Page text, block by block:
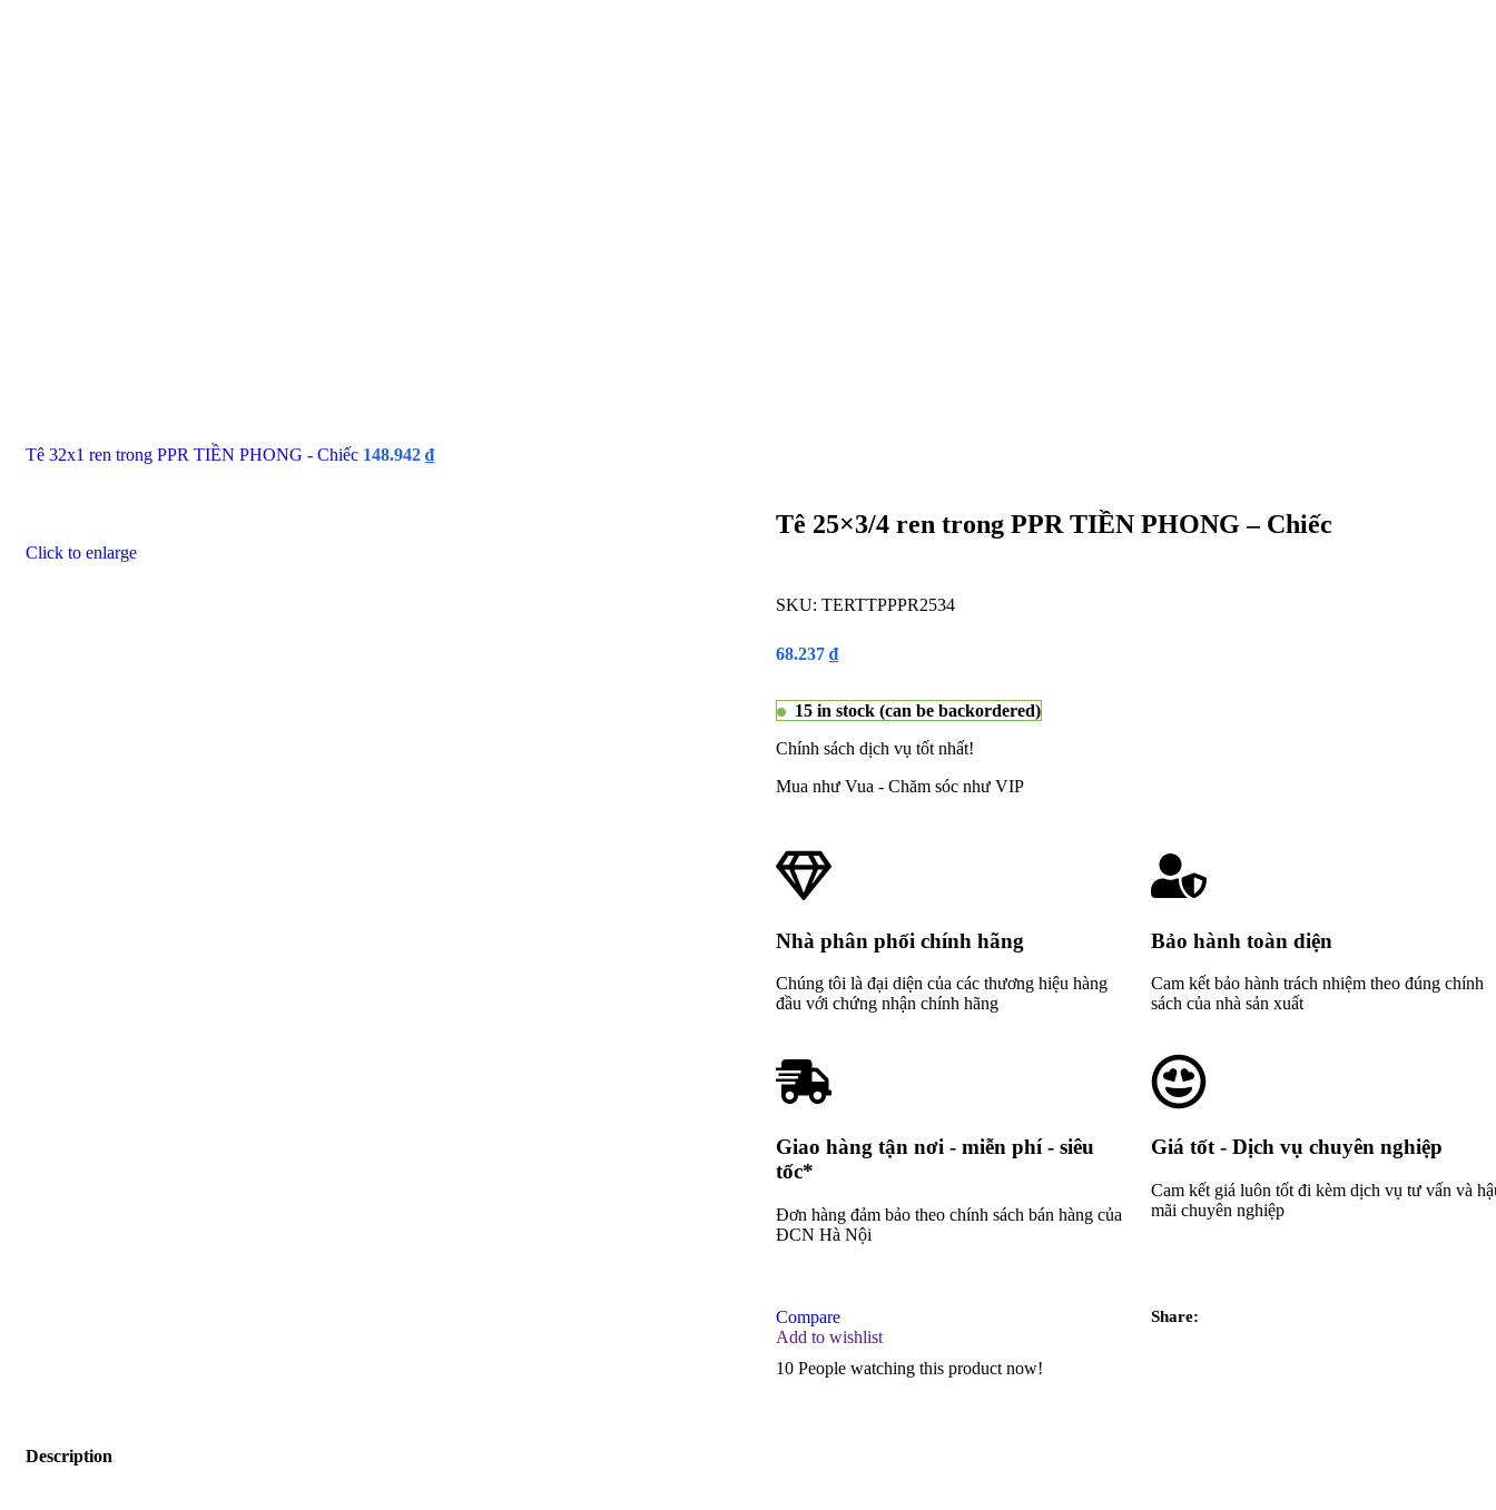
Tê 32x1 ren trong PPR TIỀN PHONG - Chiếc 148.942 ₫
Click to enlarge
Tê 25×3/4 ren trong PPR TIỀN PHONG – Chiếc
SKU: TERTTPPPR2534
68.237 ₫
15 in stock (can be backordered)
Chính sách dịch vụ tốt nhất!
Mua như Vua - Chăm sóc như VIP
Nhà phân phối chính hãng
Chúng tôi là đại diện của các thương hiệu hàng
đầu với chứng nhận chính hãng
Bảo hành toàn diện
Cam kết bảo hành trách nhiệm theo đúng chính
sách của nhà sản xuất
Giao hàng tận nơi - miễn phí - siêu
tốc*
Đơn hàng đảm bảo theo chính sách bán hàng của
ĐCN Hà Nội
Giá tốt - Dịch vụ chuyên nghiệp
Cam kết giá luôn tốt đi kèm dịch vụ tư vấn và
mãi chuyên nghiệp
Compare
Add to wishlist
Share:
10 People watching this product now!
Description